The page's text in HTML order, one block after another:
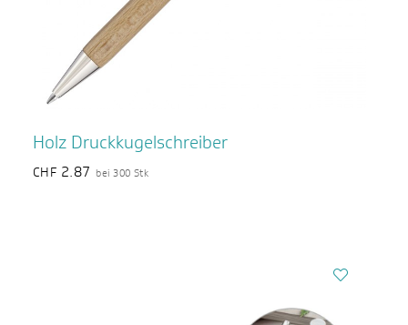
Holz Druckkugelschreiber
CHF 2.87 bei 300 Stk